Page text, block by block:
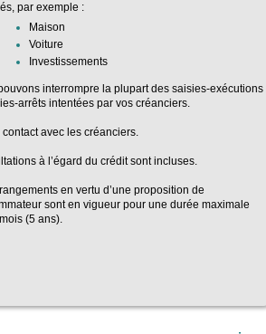
par exemple :
Maison
Voiture
Investissements
interrompre la plupart des saisies-exécutions
arrêts intentées par vos créanciers.
contact avec les créanciers.
à l’égard du crédit sont incluses.
en vertu d’une proposition de
sont en vigueur pour une durée maximale
(5 ans).